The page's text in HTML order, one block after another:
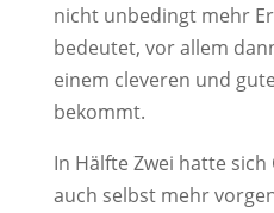
nicht unbedingt mehr
bedeutet, vor allem
einem cleveren und
bekommt.
In Hälfte Zwei hatte
auch selbst mehr